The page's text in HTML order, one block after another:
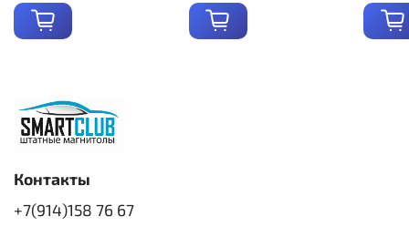
Контакты
+7(914)158 76 67